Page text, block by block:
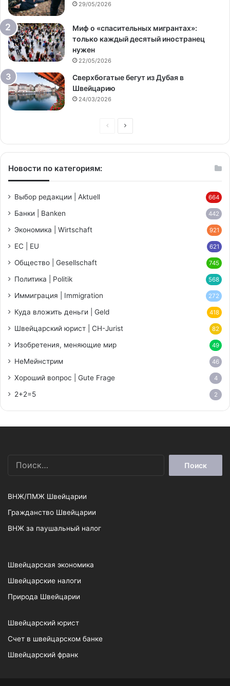
29/05/2026
Миф о «спасительных мигрантах»:
только каждый десятый иностранец
нужен
22/05/2026
Сверхбогатые бегут из Дубая в
Швейцарию
24/03/2026
Предыдущая
Следующая
Новости по категориям:
Выбор редакции | Aktuell 664
Банки | Banken 442
Экономика | Wirtschaft 921
ЕС | EU 621
Общество | Gesellschaft 745
Политика | Politik 568
Иммиграция | Immigration 272
Куда вложить деньги | Geld 418
Швейцарский юрист | CH-Jurist 82
Изобретения, меняющие мир 49
НеМейнстрим 46
Хороший вопрос | Gute Frage 4
2+2=5 2
ВНЖ/ПМЖ Швейцарии
Гражданство Швейцарии
ВНЖ за паушальный налог
Швейцарская экономика
Швейцарские налоги
Природа Швейцарии
Швейцарский юрист
Счет в швейцарском банке
Швейцарский франк